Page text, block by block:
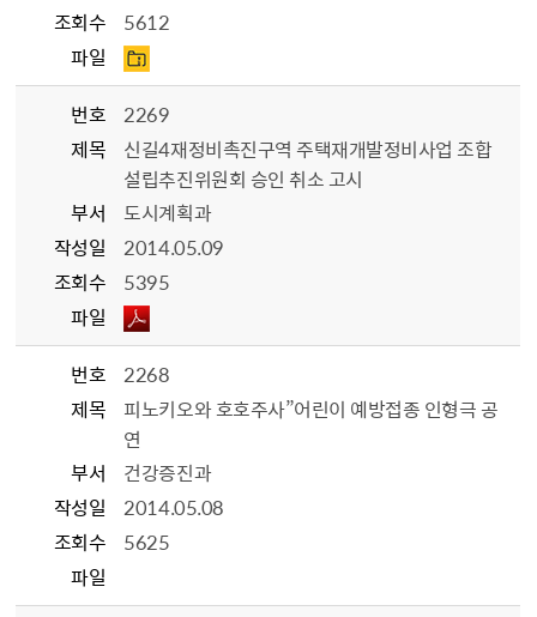
조회수
5612
파일
번호
2269
제목
신길4재정비촉진구역 주택재개발정비사업 조합
설립추진위원회 승인 취소 고시
부서
도시계획과
작성일
2014.05.09
조회수
5395
파일
번호
2268
제목
피노키오와 호호주사”어린이 예방접종 인형극 공
연
부서
건강증진과
작성일
2014.05.08
조회수
5625
파일